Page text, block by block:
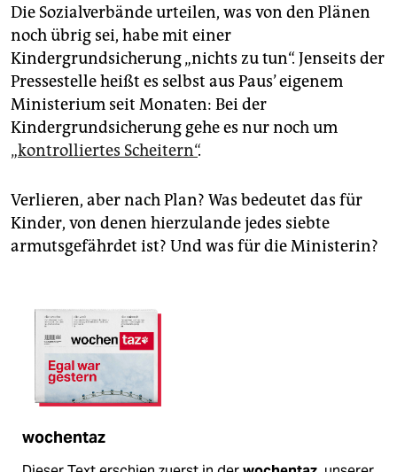
Die Sozialverbände urteilen, was von den Plänen
noch übrig sei, habe mit einer
Kindergrundsicherung „nichts zu tun“. Jenseits der
Pressestelle heißt es selbst aus Paus’ eigenem
Ministerium seit Monaten: Bei der
Kindergrundsicherung gehe es nur noch um
„kontrolliertes Scheitern“.
Verlieren, aber nach Plan? Was bedeutet das für
Kinder, von denen hierzulande jedes siebte
armutsgefährdet ist? Und was für die Ministerin?
wochentaz